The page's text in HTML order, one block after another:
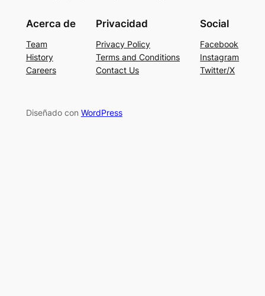
Acerca de
Team
History
Careers
Privacidad
Privacy Policy
Terms and Conditions
Contact Us
Social
Facebook
Instagram
Twitter/X
Diseñado con WordPress